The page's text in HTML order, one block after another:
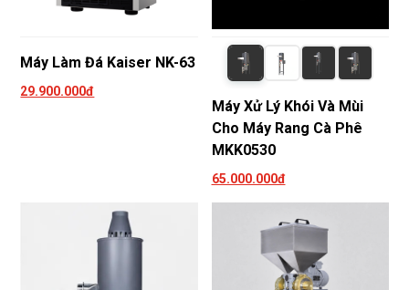
Máy Làm Đá Kaiser NK-63
29.900.000đ
Máy Xử Lý Khói Và Mùi
Cho Máy Rang Cà Phê
MKK0530
65.000.000đ